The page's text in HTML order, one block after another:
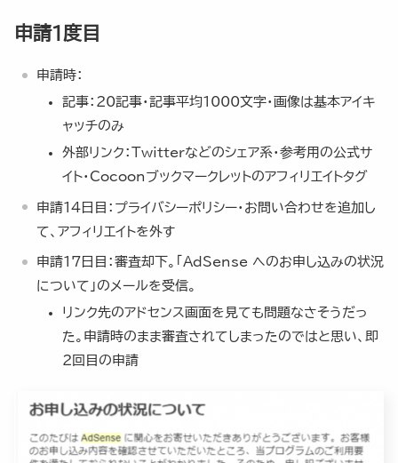
申請1度目
申請時：
記事：20記事・記事平均1000文字・画像は基本アイキ
ャッチのみ
外部リンク：Twitterなどのシェア系・参考用の公式サ
イト・Cocoonブックマークレットのアフィリエイトタグ
申請14日目：プライバシーポリシー・お問い合わせを追加し
て、アフィリエイトを外す
申請17日目：審査却下。「 AdSense へのお申し込みの状況
について」のメールを受信。
リンク先のアドセンス画面を見ても問題なさそうだっ
た。申請時のまま審査されてしまったのではと思い、即
2回目の申請